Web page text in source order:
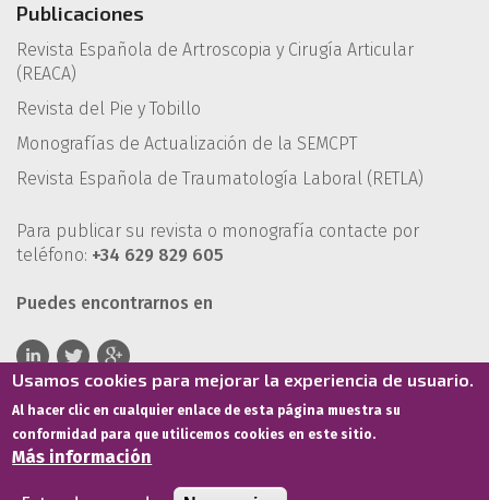
Publicaciones
Revista Española de Artroscopia y Cirugía Articular
(REACA)
Revista del Pie y Tobillo
Monografías de Actualización de la SEMCPT
Revista Española de Traumatología Laboral (RETLA)
Para publicar su revista o monografía contacte por
teléfono: +34 629 829 605
Puedes encontrarnos en
Usamos cookies para mejorar la experiencia de usuario.
Al hacer clic en cualquier enlace de esta página muestra su
conformidad para que utilicemos cookies en este sitio.
Más información